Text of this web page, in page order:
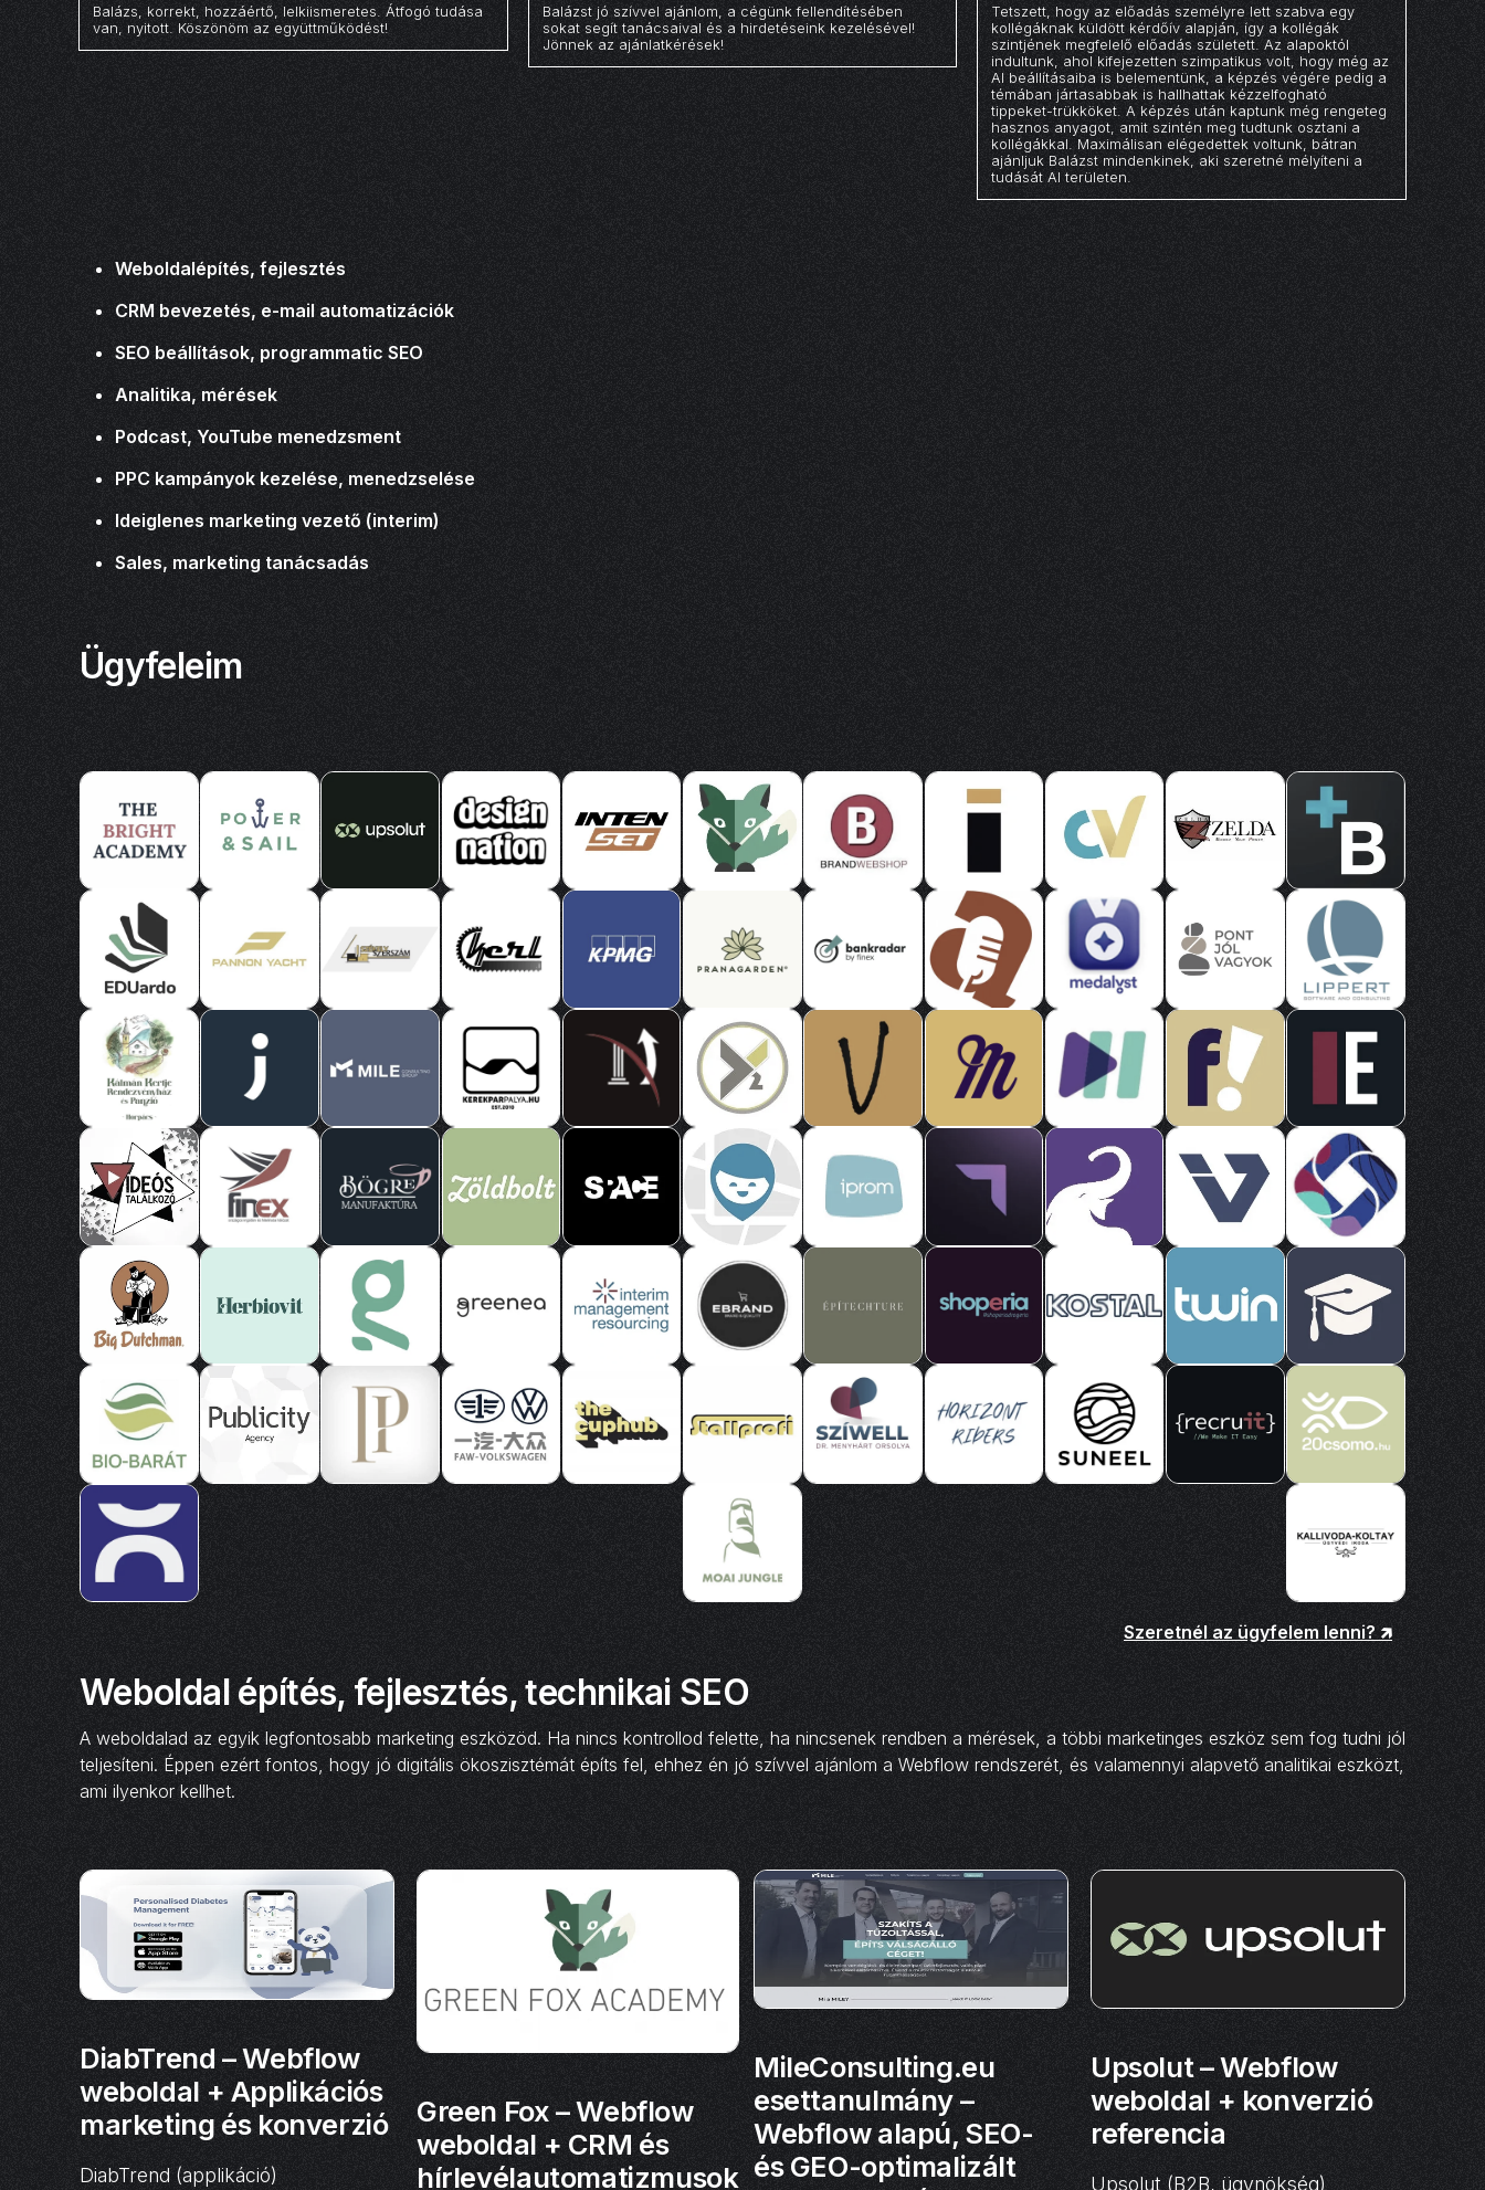
Balázs, korrekt, hozzáértő, lelkiismeretes. Átfogó tudása
van, nyitott. Köszönöm az együttműködést!
Balázst jó szívvel ajánlom, a cégünk fellendítésében
sokat segít tanácsaival és a hirdetéseink kezelésével!
Jönnek az ajánlatkérések!
Tetszett, hogy az előadás személyre lett szabva egy
kollégáknak küldött kérdőív alapján, így a kollégák
szintjének megfelelő előadás született. Az alapoktól
indultunk, ahol kifejezetten szimpatikus volt, hogy még az
AI beállításaiba is belementünk, a képzés végére pedig a
témában jártasabbak is hallhattak kézzelfogható
tippeket-trükköket. A képzés után kaptunk még rengeteg
hasznos anyagot, amit szintén meg tudtunk osztani a
kollégákkal. Maximálisan elégedettek voltunk, bátran
ajánljuk Balázst mindenkinek, aki szeretné mélyíteni a
tudását AI területen.
Weboldalépítés, fejlesztés
CRM bevezetés, e-mail automatizációk
SEO beállítások, programmatic SEO
Analitika, mérések
Podcast, YouTube menedzsment
PPC kampányok kezelése, menedzselése
Ideiglenes marketing vezető (interim)
Sales, marketing tanácsadás
Ügyfeleim
Szeretnél az ügyfelem lenni? 🡵
Weboldal építés, fejlesztés, technikai SEO
A weboldalad az egyik legfontosabb marketing eszközöd. Ha nincs kontrollod felette, ha nincsenek rendben a mérések, a többi marketinges eszköz sem fog tudni jól
teljesíteni. Éppen ezért fontos, hogy jó digitális ökoszisztémát építs fel, ehhez én jó szívvel ajánlom a Webflow rendszerét, és valamennyi alapvető analitikai eszközt,
ami ilyenkor kellhet.
DiabTrend – Webflow
weboldal + Applikációs
marketing és konverzió
DiabTrend (applikáció)
Green Fox – Webflow
weboldal + CRM és
hírlevélautomatizmusok
MileConsulting.eu
esettanulmány –
Webflow alapú, SEO-
és GEO-optimalizált
Upsolut – Webflow
weboldal + konverzió
referencia
Upsolut (B2B, ügynökség)